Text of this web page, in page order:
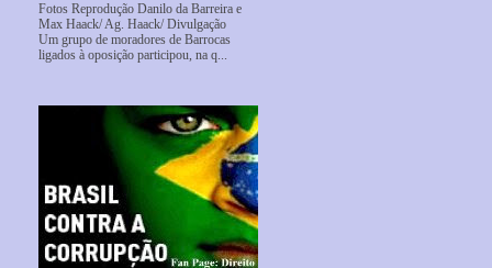
Fotos Reprodução Danilo da Barreira e
Max Haack/ Ag. Haack/ Divulgação
Um grupo de moradores de Barrocas
ligados à oposição participou, na q...